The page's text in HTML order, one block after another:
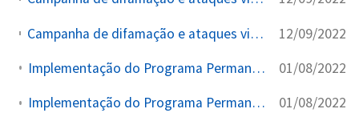
Campanha de difamação e ataques virtuais contra opositores do governo durante eleições 12/09/2022
Implementação do Programa Permanente de Enfrentamento à Desinformação 01/08/2022
Implementação do Programa Permanente de Enfrentamento à Desinformação 01/08/2022